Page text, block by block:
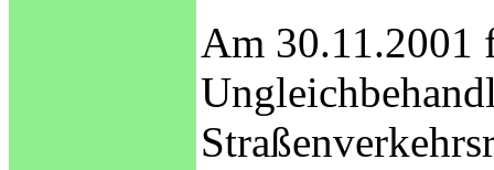
Am 30.11.2001